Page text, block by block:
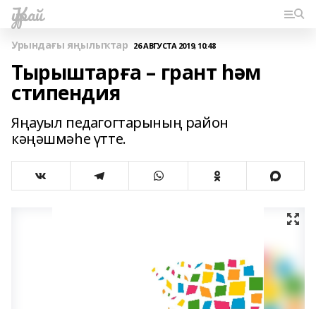
Ҡурай
Урындағы яңылыҡтар 26 АВГУСТА 2019, 10:48
Тырыштарға – грант һәм
стипендия
Яңауыл педагогтарының район
кәңәшмәһе үтте.